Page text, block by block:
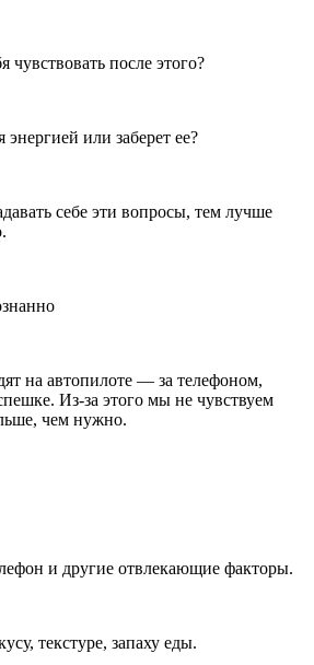
чувствовать после этого?
или заберет ее?
себе эти вопросы, тем лучше
на автопилоте — за телефоном,
Из-за этого мы не чувствуем
чем нужно.
и другие отвлекающие факторы.
текстуре, запаху еды.